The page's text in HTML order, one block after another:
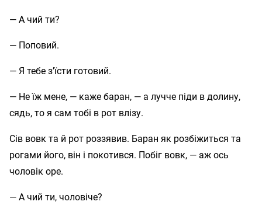
— А чий ти?
— Поповий.
— Я тебе з’їсти готовий.
— Не їж мене, — каже баран, — а лучче піди в долину,
сядь, то я сам тобі в рот влізу.
Сів вовк та й рот роззявив. Баран як розбіжиться та
рогами його, він і покотився. Побіг вовк, — аж ось
чоловік оре.
— А чий ти, чоловіче?